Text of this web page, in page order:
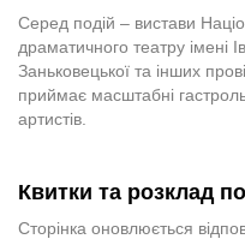
Серед подій – вистави
драматичного театру імені
Заньковецької та інших
приймає масштабні
артистів.
Квитки та розклад
Сторінка оновлюється